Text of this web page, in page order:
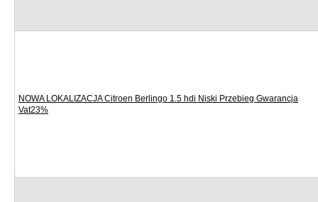
NOWA LOKALIZACJA Citroen Berlingo 1.5 hdi Niski Przebieg Gwarancja
Vat23%